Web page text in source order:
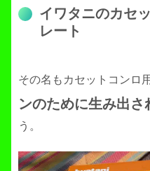
イワタニのカセ
レート
その名もカセットコンロ
ンのために生み出さ
う。